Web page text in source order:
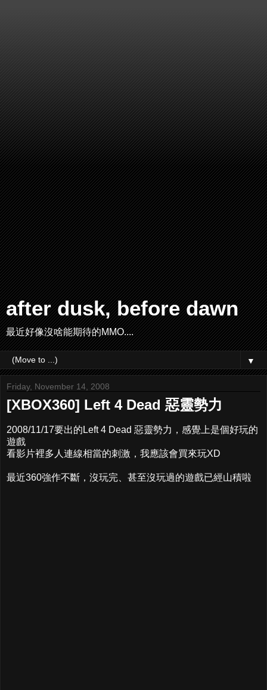
after dusk, before dawn
最近好像沒啥能期待的MMO....
▼
Friday, November 14, 2008
[XBOX360] Left 4 Dead 惡靈勢力
2008/11/17要出的Left 4 Dead 惡靈勢力，感覺上是個好玩的
遊戲
看影片裡多人連線相當的刺激，我應該會買來玩XD
最近360強作不斷，沒玩完、甚至沒玩過的遊戲已經山積啦